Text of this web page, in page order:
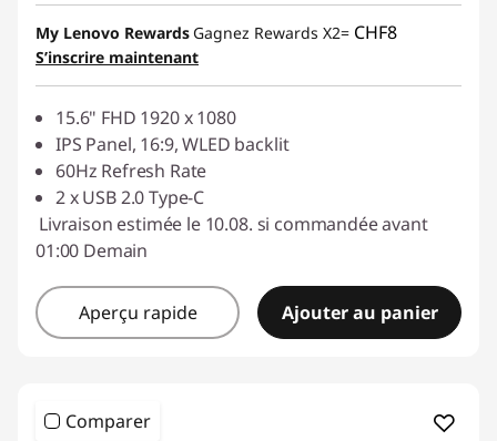
Bons de réduction en ligne :-CHF 20.00
Code de réduction :
My Lenovo Rewards Gagnez Rewards X2= CHF8
S’inscrire maintenant
15.6" FHD 1920 x 1080
IPS Panel, 16:9, WLED backlit
60Hz Refresh Rate
2 x USB 2.0 Type-C
Livraison estimée le 10.08. si commandée avant
01:00 Demain
Aperçu rapide Ajouter au panier
Comparer